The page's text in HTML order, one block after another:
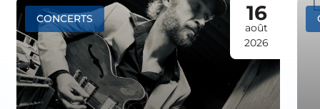
CONCERTS 16
août
2026